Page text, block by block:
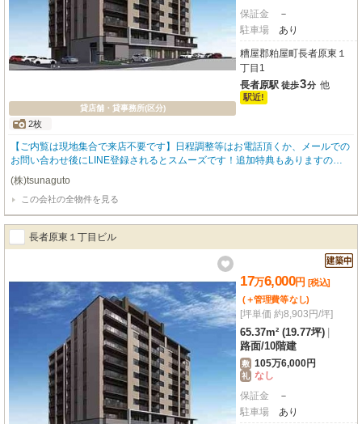
貸店舗・貸事務所(区分)
2枚
保証金
－
駐車場
あり
糟屋郡粕屋町長者原東１
丁目1
長者原駅 徒歩3分 他
駅近!
【ご内覧は現地集合で来店不要です】日程調整等はお電話頂くか、メールでの
お問い合わせ後にLINE登録されるとスムーズです！追加特典もありますので
詳細はお気軽にお問い合わせ下さい♪
(株)tsunaguto
この会社の全物件を見る
長者原東１丁目ビル
17万6,000円 [税込]
(＋管理費等なし)
[坪単価 約8,903円/坪]
65.37m² (19.77坪)
路面/10階建
敷 105万6,000円
礼 なし
保証金
－
駐車場
あり